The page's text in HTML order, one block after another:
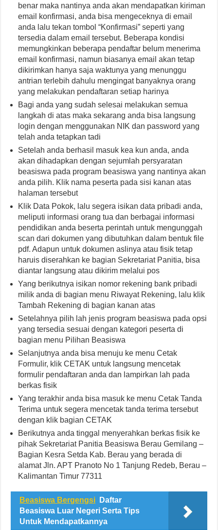
benar maka nantinya anda akan mendapatkan kiriman
email konfirmasi, anda bisa mengeceknya di email
anda lalu tekan tombol “Konfirmasi” seperti yang
tersedia dalam email tersebut. Beberapa kondisi
memungkinkan beberapa pendaftar belum menerima
email konfirmasi, namun biasanya email akan tetap
dikirimkan hanya saja waktunya yang menunggu
antrian terlebih dahulu mengingat banyaknya orang
yang melakukan pendaftaran setiap harinya
Bagi anda yang sudah selesai melakukan semua
langkah di atas maka sekarang anda bisa langsung
login dengan menggunakan NIK dan password yang
telah anda tetapkan tadi
Setelah anda berhasil masuk kea kun anda, anda
akan dihadapkan dengan sejumlah persyaratan
beasiswa pada program beasiswa yang nantinya akan
anda pilih. Klik nama peserta pada sisi kanan atas
halaman tersebut
Klik Data Pokok, lalu segera isikan data pribadi anda,
meliputi informasi orang tua dan berbagai informasi
pendidikan anda beserta perintah untuk mengunggah
scan dari dokumen yang dibutuhkan dalam bentuk file
pdf. Adapun untuk dokumen aslinya atau fisik tetap
haruis diserahkan ke bagian Sekretariat Panitia, bisa
diantar langsung atau dikirim melalui pos
Yang berikutnya isikan nomor rekening bank pribadi
milik anda di bagian menu Riwayat Rekening, lalu klik
Tambah Rekening di bagian kanan atas
Setelahnya pilih lah jenis program beasiswa pada opsi
yang tersedia sesuai dengan kategori peserta di
bagian menu Pilihan Beasiswa
Selanjutnya anda bisa menuju ke menu Cetak
Formulir, klik CETAK untuk langsung mencetak
formulir pendaftaran anda dan lampirkan lah pada
berkas fisik
Yang terakhir anda bisa masuk ke menu Cetak Tanda
Terima untuk segera mencetak tanda terima tersebut
dengan klik bagian CETAK
Berikutnya anda tinggal menyerahkan berkas fisik ke
pihak Sekretariat Panitia Beasiswa Berau Gemilang –
Bagian Kesra Setda Kab. Berau yang berada di
alamat Jln. APT Pranoto No 1 Tanjung Redeb, Berau –
Kalimantan Timur 77311
Beasiswa Bergengsi
Daftar
Beasiswa Luar Negeri Serta Tips
Untuk Mendapatkannya